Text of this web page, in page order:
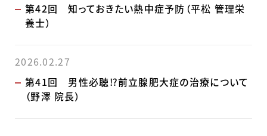
第42回 知っておきたい熱中症予防（平松 管理栄
養士）
2026.02.27
第41回 男性必聴⁉前立腺肥大症の治療について
（野澤 院長）